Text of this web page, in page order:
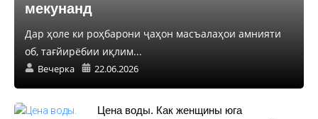
мекунанд
Дар ҳоле ки роҳбарони ҷаҳон масъалаҳои амнияти
об, тағйирёбии иқлим...
Вечерка 22.06.2026
Цена воды. Как женщины юга